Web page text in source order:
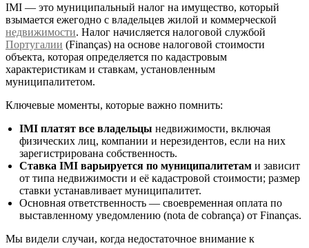
IMI — это муниципальный налог на имущество, который
взымается ежегодно с владельцев жилой и коммерческой
недвижимости. Налог начисляется налоговой службой
Португалии (Finanças) на основе налоговой стоимости
объекта, которая определяется по кадастровым
характеристикам и ставкам, установленным
муниципалитетом.
Ключевые моменты, которые важно помнить:
IMI платят все владельцы недвижимости, включая
физических лиц, компании и нерезидентов, если на них
зарегистрирована собственность.
Ставка IMI варьируется по муниципалитетам и зависит
от типа недвижимости и её кадастровой стоимости; размер
ставки устанавливает муниципалитет.
Основная ответственность — своевременная оплата по
выставленному уведомлению (nota de cobrança) от Finanças.
Мы видели случаи, когда недостаточное внимание к